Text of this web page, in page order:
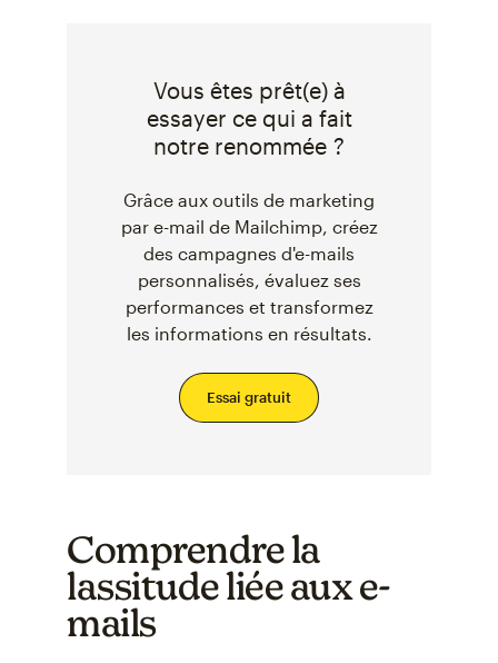
Vous êtes prêt(e) à
essayer ce qui a fait
notre renommée ?
Grâce aux outils de marketing
par e-mail de Mailchimp, créez
des campagnes d'e-mails
personnalisés, évaluez ses
performances et transformez
les informations en résultats.
Essai gratuit
Comprendre la
lassitude liée aux e-
mails